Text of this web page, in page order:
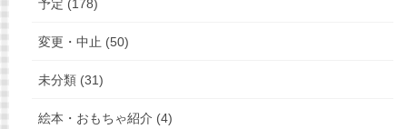
予定 (178)
変更・中止 (50)
未分類 (31)
絵本・おもちゃ紹介 (4)